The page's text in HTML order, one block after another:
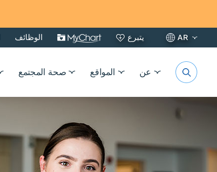
الوظائف يتبرع AR
صحة المجتمع المواقع عن